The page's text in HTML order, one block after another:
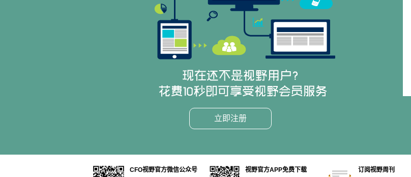
立即注册
CFO视野官方微信公众号
视野官方APP免费下载
订阅视野周刊